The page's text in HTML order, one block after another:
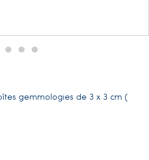
gemmologies de 3 x 3 cm (